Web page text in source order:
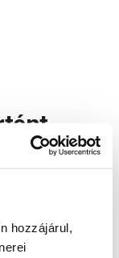
hozzájárul,